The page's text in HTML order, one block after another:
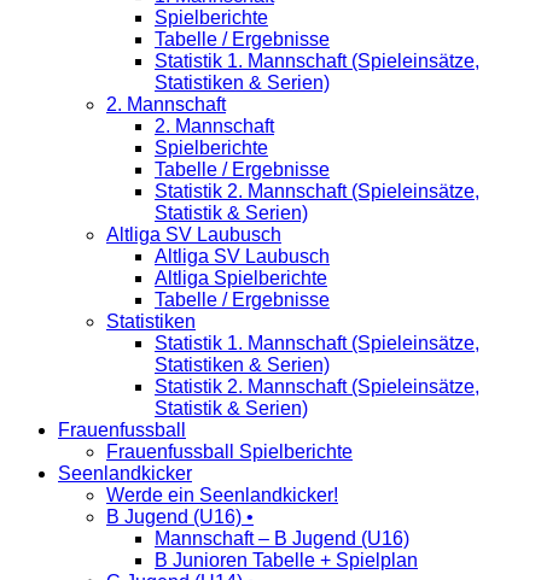
Spielberichte
Tabelle / Ergebnisse
Statistik 1. Mannschaft (Spieleinsätze,
Statistiken & Serien)
2. Mannschaft
2. Mannschaft
Spielberichte
Tabelle / Ergebnisse
Statistik 2. Mannschaft (Spieleinsätze,
Statistik & Serien)
Altliga SV Laubusch
Altliga SV Laubusch
Altliga Spielberichte
Tabelle / Ergebnisse
Statistiken
Statistik 1. Mannschaft (Spieleinsätze,
Statistiken & Serien)
Statistik 2. Mannschaft (Spieleinsätze,
Statistik & Serien)
Frauenfussball
Frauenfussball Spielberichte
Seenlandkicker
Werde ein Seenlandkicker!
B Jugend (U16) •
Mannschaft – B Jugend (U16)
B Junioren Tabelle + Spielplan